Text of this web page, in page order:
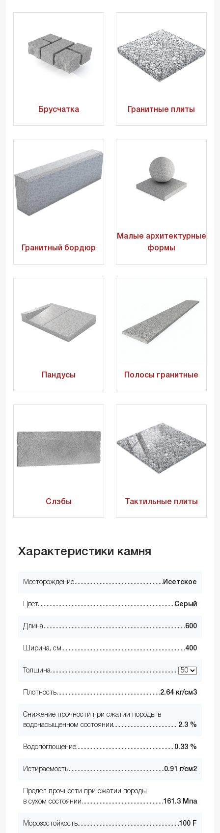
Брусчатка Гранитные плиты
Гранитный бордюр
Малые архитектурные
формы
Пандусы Полосы гранитные
Слэбы Тактильные плиты
Характеристики камня
Месторождение Исетское
Цвет Серый
Длина 600
Ширина, см 400
Толщина
Плотность 2.64 кг/см3
Снижение прочности при сжатии породы в
водонасыщенном состоянии
2.3 %
Водопоглощение 0.33 %
Истираемость 0.91 г/см2
Предел прочности при сжатии породы
в сухом состоянии
161.3 Мпа
Морозостойкость 100 F